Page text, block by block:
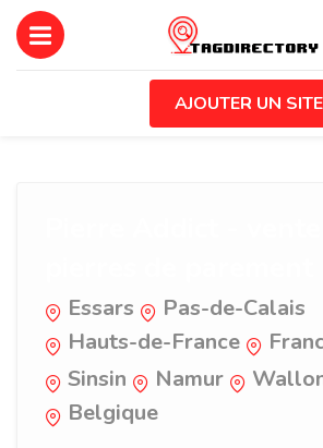
AJOUTER UN SITE
Essars
Pas-de-Calais
Hauts-de-France
Sinsin
Namur
Belgique